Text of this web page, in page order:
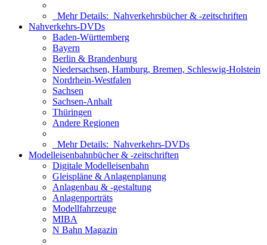
Mehr Details: Nahverkehrsbücher & -zeitschriften
Nahverkehrs-DVDs
Baden-Württemberg
Bayern
Berlin & Brandenburg
Niedersachsen, Hamburg, Bremen, Schleswig-Holstein
Nordrhein-Westfalen
Sachsen
Sachsen-Anhalt
Thüringen
Andere Regionen
Mehr Details: Nahverkehrs-DVDs
Modelleisenbahnbücher & -zeitschriften
Digitale Modelleisenbahn
Gleispläne & Anlagenplanung
Anlagenbau & -gestaltung
Anlagenporträts
Modellfahrzeuge
MIBA
N Bahn Magazin